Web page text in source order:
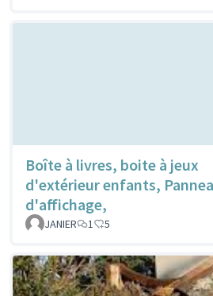
Boîte à livres, boite à jeux
d'extérieur enfants,
d'affichage,
JANIER 1 5